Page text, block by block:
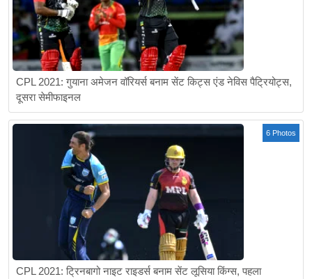
CPL 2021: गुयाना अमेजन वॉरियर्स बनाम सेंट किट्स एंड नेविस पैट्रियोट्स,
दूसरा सेमीफाइनल
6 Photos
CPL 2021: ट्रिनबागो नाइट राइडर्स बनाम सेंट लूसिया किंग्स, पहला